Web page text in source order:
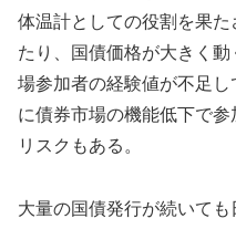
体温計としての役割を果
たり、国債価格が大きく
場参加者の経験値が不足
に債券市場の機能低下で
リスクもある。
大量の国債発行が続いて